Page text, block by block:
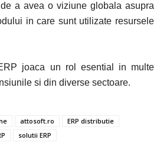
a avea o viziune globala asupra
in care sunt utilizate resursele
joaca un rol esential in multe
si din diverse sectoare.
attosoft.ro
ERP distributie
solutii ERP